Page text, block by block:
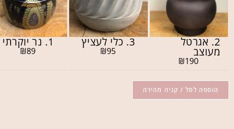
2. אגרטל
מעוצב
₪190
3. כלי לעציץ
₪95
1. נר יוקרתי
₪89
הוספה לסל / קניה מהירה